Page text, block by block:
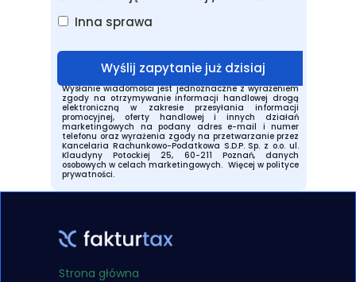
Strona główna
Inna sprawa
Wyślij zapytanie już dzisiaj
Wysłanie wiadomości jest jednoznaczne z wyrażeniem
zgody na otrzymywanie informacji handlowej drogą
elektroniczną w zakresie przesyłania informacji
promocyjnej, oferty handlowej i innych działań
marketingowych na podany adres e-mail i numer
telefonu oraz wyrażenia zgody na przetwarzanie przez
Kancelaria Rachunkowo-Podatkowa S.D.P. Sp. z o.o. ul.
Klaudyny Potockiej 25, 60-211 Poznań, danych
osobowych w celach marketingowych. Więcej w polityce
prywatności.